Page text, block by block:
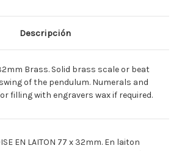
Descripción
32mm Brass. Solid brass scale or beat
of the pendulum. Numerals and
filling with engravers wax if required.
EN LAITON 77 x 32mm. En laiton